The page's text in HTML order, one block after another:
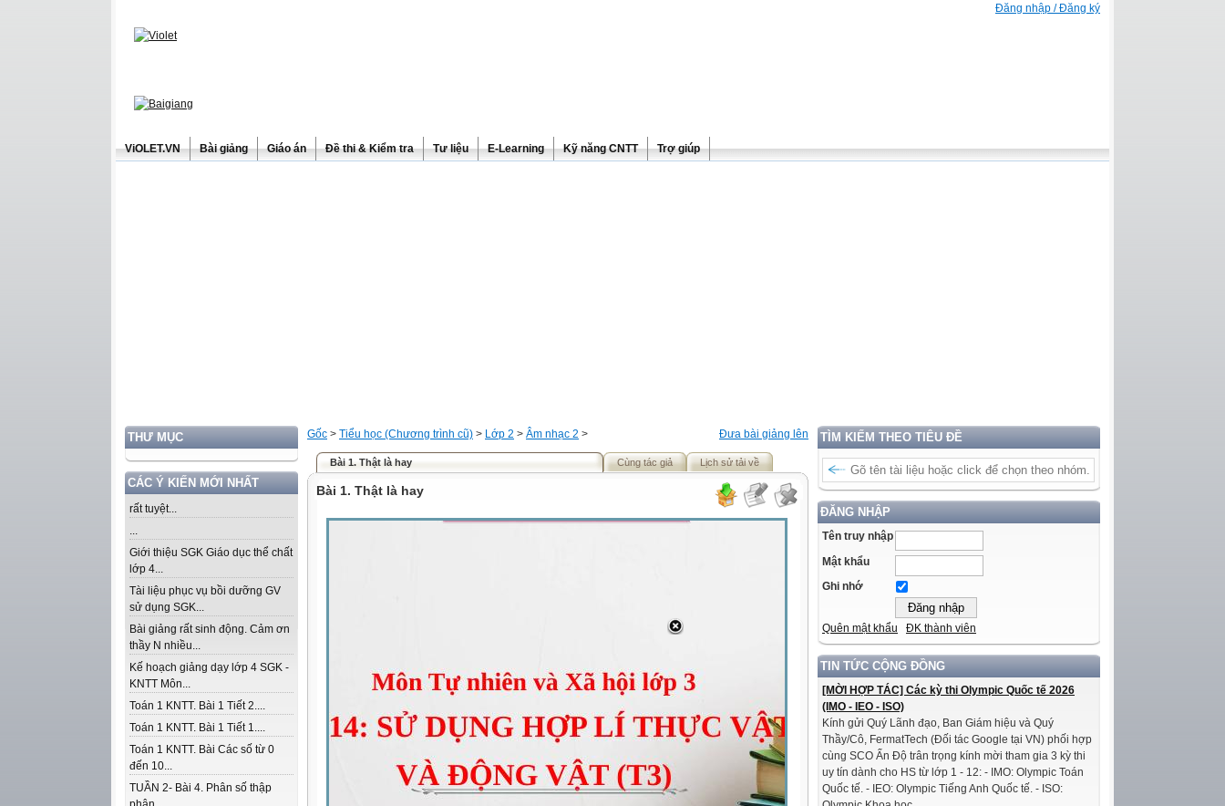
Đăng nhập / Đăng ký
ViOLET.VN Bài giảng Giáo án Đề thi & Kiểm tra Tư liệu E-Learning Kỹ năng CNTT Trợ giúp
THƯ MỤC
CÁC Ý KIẾN MỚI NHẤT
rất tuyệt...
...
Giới thiệu SGK Giáo dục thể chất
lớp 4...
Tài liệu phục vụ bồi dưỡng GV
sử dụng SGK...
Bài giảng rất sinh động. Cảm ơn
thầy N nhiều...
Kế hoạch giảng dạy lớp 4 SGK -
KNTT Môn...
Toán 1 KNTT. Bài 1 Tiết 2....
Toán 1 KNTT. Bài 1 Tiết 1....
Toán 1 KNTT. Bài Các số từ 0
đến 10...
TUẦN 2- Bài 4. Phân số thập
TÌM KIẾM THEO TIÊU ĐỀ
ĐĂNG NHẬP
Tên truy nhập
Mật khẩu
Ghi nhớ
Quên mật khẩu ĐK thành viên
TIN TỨC CỘNG ĐỒNG
[MỜI HỢP TÁC] Các kỳ thi Olympic Quốc tế 2026
(IMO - IEO - ISO)
Kính gửi Quý Lãnh đạo, Ban Giám hiệu và Quý
Thầy/Cô, FermatTech (Đối tác Google tại VN) phối hợp
cùng SCO Ấn Độ trân trọng kính mời tham gia 3 kỳ thi
uy tín dành cho HS từ lớp 1 - 12: - IMO: Olympic Toán
Quốc tế. - IEO: Olympic Tiếng Anh Quốc tế. - ISO:
Đưa bài giảng lên
Gốc > Tiểu học (Chương trình cũ) > Lớp 2 > Âm nhạc 2 >
Bài 1. Thật là hay Cùng tác giả Lịch sử tải về
Bài 1. Thật là hay